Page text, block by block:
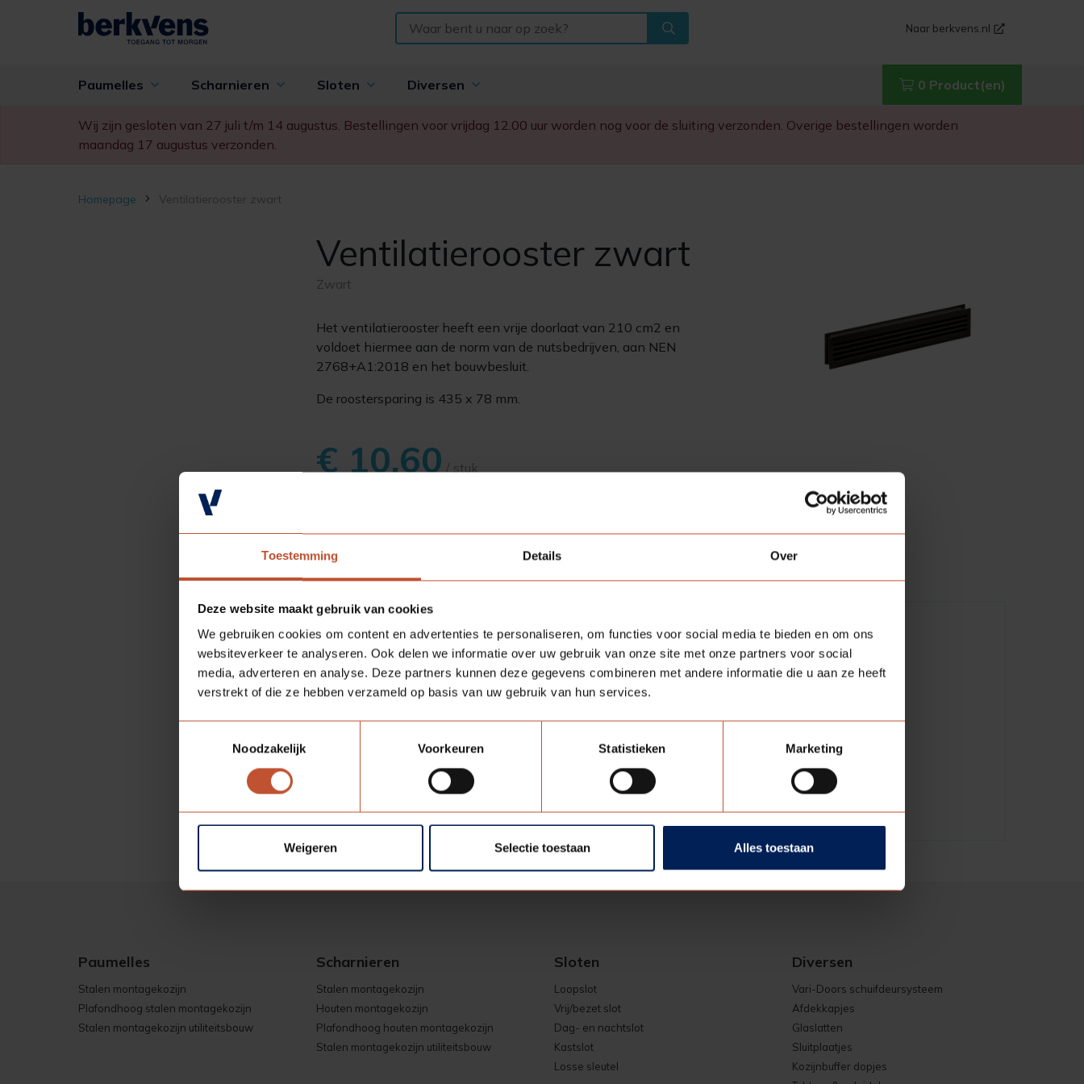
Toestemming Details Over
Deze website maakt gebruik van cookies
We gebruiken cookies om content en advertenties te personaliseren, om functies voor social media te bieden en om ons
websiteverkeer te analyseren. Ook delen we informatie over uw gebruik van onze site met onze partners voor social
media, adverteren en analyse. Deze partners kunnen deze gegevens combineren met andere informatie die u aan ze heeft
verstrekt of die ze hebben verzameld op basis van uw gebruik van hun services.
Noodzakelijk
Voorkeuren Statistieken Marketing
Weigeren Selectie toestaan Alles toestaan
Naar berkvens.nl
Paumelles Scharnieren Sloten Diversen 0 Product(en)
Wij zijn gesloten van 27 juli t/m 14 augustus. Bestellingen voor vrijdag 12.00 uur worden nog voor de sluiting verzonden. Overige bestellingen worden
maandag 17 augustus verzonden.
Homepage Ventilatierooster zwart
Ventilatierooster zwart
Zwart
Het ventilatierooster heeft een vrije doorlaat van 210 cm2 en
voldoet hiermee aan de norm van de nutsbedrijven, aan NEN
2768+A1:2018 en het bouwbesluit.
De roostersparing is 435 x 78 mm.
€ 10,60 / stuk
Aantal: Bestellen
Specificaties
Artikelnummer 22GROOSTER_0011
Kleur Zwart
Afmetingen (L x B x H) 435 x 78 mm
Paumelles
Stalen montagekozijn
Plafondhoog stalen montagekozijn
Stalen montagekozijn utiliteitsbouw
Scharnieren
Stalen montagekozijn
Houten montagekozijn
Plafondhoog houten montagekozijn
Stalen montagekozijn utiliteitsbouw
Sloten
Loopslot
Vrij/bezet slot
Dag- en nachtslot
Kastslot
Losse sleutel
Diversen
Vari-Doors schuifdeursysteem
Afdekkapjes
Glaslatten
Sluitplaatjes
Kozijnbuffer dopjes